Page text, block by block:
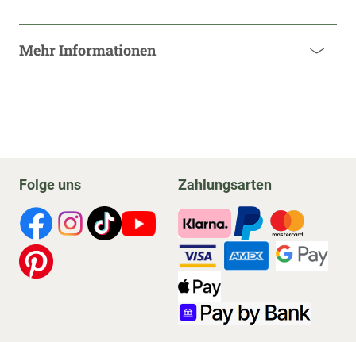
Mehr Informationen
Folge uns Zahlungsarten